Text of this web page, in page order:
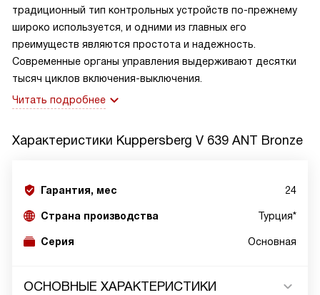
традиционный тип контрольных устройств по-прежнему
широко используется, и одними из главных его
преимуществ являются простота и надежность.
Современные органы управления выдерживают десятки
тысяч циклов включения-выключения.
Читать подробнее
Характеристики Kuppersberg V 639 ANT Bronze
Гарантия, мес 24
Страна производства Турция*
Серия Основная
ОСНОВНЫЕ ХАРАКТЕРИСТИКИ